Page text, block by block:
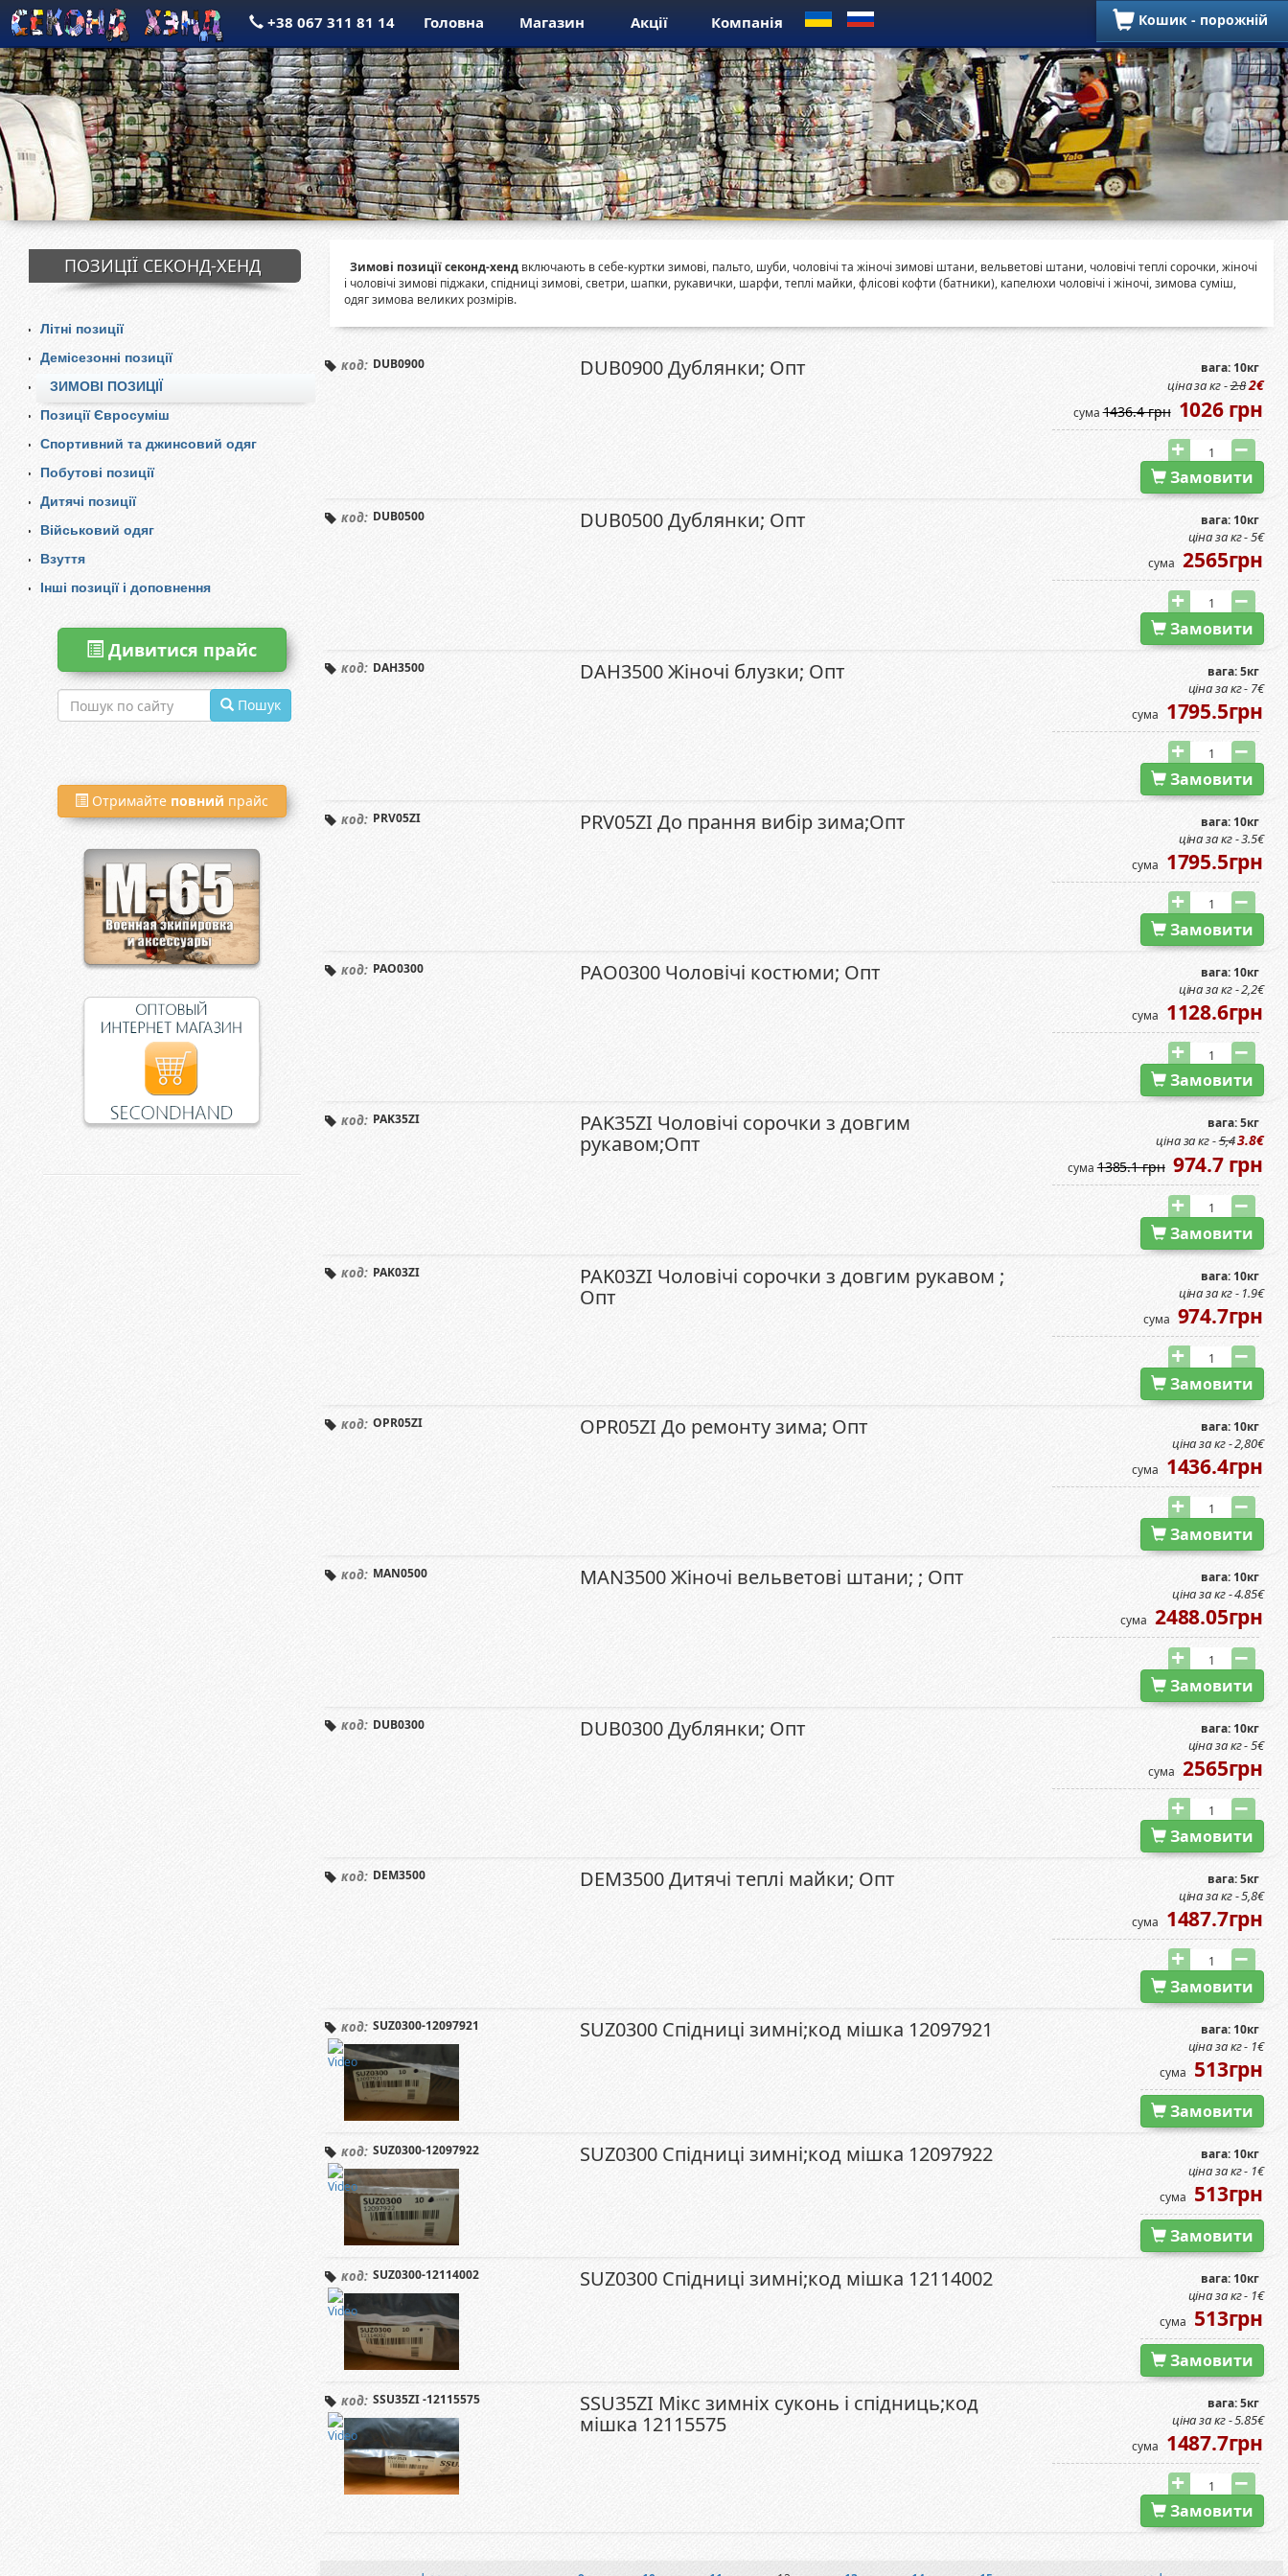
+38 067 311 81 14 Головна Магазин Акції Компанія
Зимові позиції
ПОЗИЦІЇ СЕКОНД-ХЕНД
Літні позиції
Демісезонні позиції
ЗИМОВІ ПОЗИЦІЇ
Позиції Євросуміш
Спортивний та джинсовий одяг
Побутові позиції
Дитячі позиції
Військовий одяг
Взуття
Інші позиції і доповнення
Дивитися прайс
Пошук
Отримайте повний прайс
Зимові позиції секонд-хендвключають в себе-куртки зимові, пальто, шуби, чоловічі та жіночі зимові штани, вельветові штани, чоловічі теплі сорочки, жіночі
і чоловічі зимові піджаки, спідниці зимові, светри, шапки, рукавички, шарфи, теплі майки, флісові кофти (батники), капелюхи чоловічі і жіночі, зимова суміш,
одяг зимова великих розмірів.
код: DUB0900 DUB0900 Дублянки; Опт вага: 10кг
ціна за кг -2.82€
сума1436.4 грн 1026 грн
Замовити
код: DUB0500 DUB0500 Дублянки; Опт вага: 10кг
ціна за кг - 5€
сума 2565грн
Замовити
код: DAH3500 DAH3500 Жіночі блузки; Опт вага: 5кг
ціна за кг - 7€
сума 1795.5грн
Замовити
код: PRV05ZI PRV05ZI До прання вибір зима;Опт вага: 10кг
ціна за кг - 3.5€
сума 1795.5грн
Замовити
код: PAO0300 PAO0300 Чоловічі костюми; Опт вага: 10кг
ціна за кг - 2,2€
сума 1128.6грн
Замовити
код: PAK35ZI
PAK35ZI Чоловічі сорочки з довгим
рукавом;Опт
вага: 5кг
ціна за кг -5,43.8€
сума1385.1 грн 974.7 грн
Замовити
код: PAK03ZI
PAK03ZI Чоловічі сорочки з довгим рукавом ;
Опт
вага: 10кг
ціна за кг - 1.9€
сума 974.7грн
Замовити
код: OPR05ZI OPR05ZI До ремонту зима; Опт вага: 10кг
ціна за кг - 2,80€
сума 1436.4грн
Замовити
код: MAN0500 MAN3500 Жіночі вельветові штани; ; Опт вага: 10кг
ціна за кг - 4.85€
сума 2488.05грн
Замовити
код: DUB0300 DUB0300 Дублянки; Опт вага: 10кг
ціна за кг - 5€
сума 2565грн
Замовити
код: DEM3500 DEM3500 Дитячі теплі майки; Опт вага: 5кг
ціна за кг - 5,8€
сума 1487.7грн
Замовити
код: SUZ0300-12097921 SUZ0300 Спідниці зимні;код мішка 12097921 вага: 10кг
ціна за кг - 1€
сума 513грн
Замовити
код: SUZ0300-12097922 SUZ0300 Спідниці зимні;код мішка 12097922 вага: 10кг
ціна за кг - 1€
сума 513грн
Замовити
код: SUZ0300-12114002 SUZ0300 Спідниці зимні;код мішка 12114002 вага: 10кг
ціна за кг - 1€
сума 513грн
Замовити
код: SSU35ZI -12115575
SSU35ZI Мікс зимніх суконь і спідниць;код
мішка 12115575
вага: 5кг
ціна за кг - 5.85€
сума 1487.7грн
Замовити
Кошик - порожній